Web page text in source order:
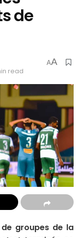
de
read
AA
groupes de la